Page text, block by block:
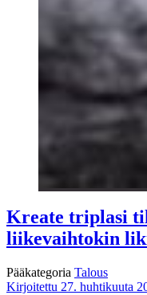
Kreate triplasi
liikevaihtokin
Pääkategoria Talous
Kirjoitettu 27. huhtikuuta